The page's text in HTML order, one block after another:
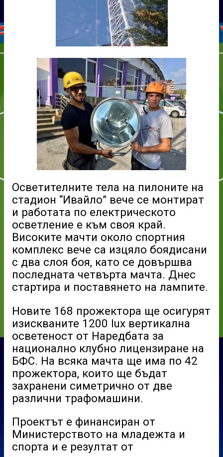
Осветителните тела на пилоните на
стадион “Ивайло” вече се монтират
и работата по електрическото
осветление е към своя край.
Високите мачти около спортния
комплекс вече са изцяло боядисани
с два слоя боя, като се довършва
последната четвърта мачта. Днес
стартира и поставянето на лампите.
Новите 168 прожектора ще осигурят
изискваните 1200 lux вертикална
осветеност от Наредбата за
национално клубно лицензиране на
БФС. На всяка мачта ще има по 42
прожектора, които ще бъдат
захранени симетрично от две
различни трафомашини.
Проектът е финансиран от
Министерството на младежта и
спорта и е резултат от